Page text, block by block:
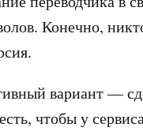
Конечно,
вариант —
чтобы у